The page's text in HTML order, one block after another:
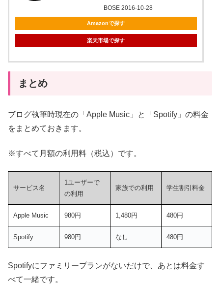
BOSE 2016-10-28
Amazonで探す
楽天市場で探す
まとめ
ブログ執筆時現在の「Apple Music」と「Spotify」の料金
をまとめておきます。
※すべて月額の利用料（税込）です。
サービス名
1ユーザーで
の利用
家族での利用 学生割引料金
Apple Music 980円 1,480円 480円
Spotify 980円 なし 480円
Spotifyにファミリープランがないだけで、あとは料金す
べて一緒です。